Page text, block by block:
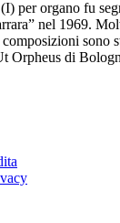
per organo fu
nel 1969.
sono
Orpheus di